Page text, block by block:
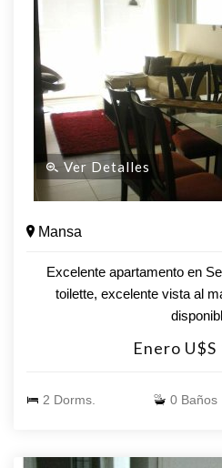
Ver Detalles
Mansa
Excelente apartamento en
toilette, excelente vista al
Enero
2 Dorms. 0 Baños